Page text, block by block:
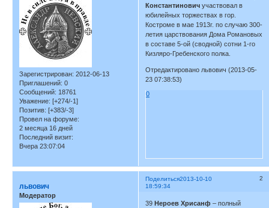
Зарегистрирован: 2012-06-13
Приглашений: 0
Сообщений: 18761
Уважение: [+274/-1]
Позитив: [+383/-3]
Провел на форуме:
2 месяца 16 дней
Последний визит:
Вчера 23:07:04
Константинович участвовал в
юбилейных торжествах в гор.
Костроме в мае 1913г. по случаю 300-
летия царствования Дома Романовых
в составе 5-ой (сводной) сотни 1-го
Кизляро-Гребенского полка.
Отредактировано львович (2013-05-
23 07:38:53)
0
Поделиться 2
2013-10-10
18:59:34
львович
Модератор
39 Нероев Хрисанф– полный